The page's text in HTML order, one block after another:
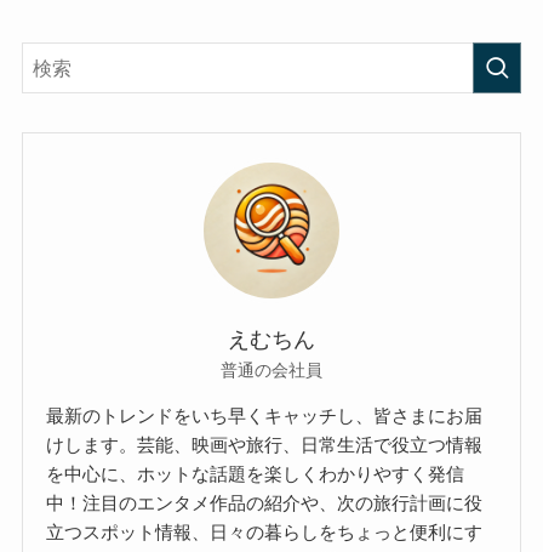
えむちん
普通の会社員
最新のトレンドをいち早くキャッチし、皆さまにお届
けします。芸能、映画や旅行、日常生活で役立つ情報
を中心に、ホットな話題を楽しくわかりやすく発信
中！注目のエンタメ作品の紹介や、次の旅行計画に役
立つスポット情報、日々の暮らしをちょっと便利にす